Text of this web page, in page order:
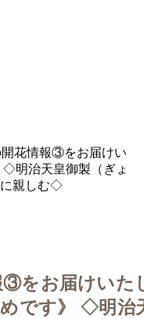
開花情報③をお届けい
◇明治天皇御製（ぎょ
に親しむ◇
③をお届けいた
です》 ◇明治